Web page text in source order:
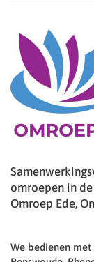
omroepen in
Omroep Ede,
We bedienen met